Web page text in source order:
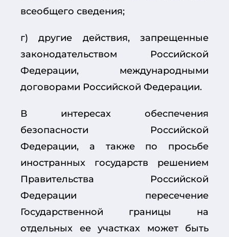
всеобщего сведения;
г) другие действия, запрещенные
законодательством Российской
Федерации, международными
договорами Российской Федерации.
В интересах обеспечения
безопасности Российской
Федерации, а также по просьбе
иностранных государств решением
Правительства Российской
Федерации пересечение
Государственной границы на
отдельных ее участках может быть